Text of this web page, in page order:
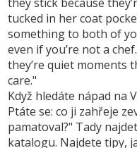
tucked in her coat
something to both of
even if you’re not a
they’re quiet moments
care."
Když hledáte nápad na
Ptáte se: co ji zahřeje
pamatoval?" Tady
katalogu. Najdete tipy,